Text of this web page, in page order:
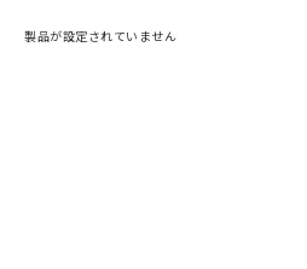
製品が設定されていません